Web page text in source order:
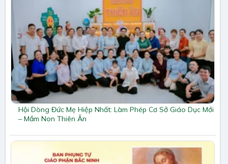
Hội Dòng Đức Mẹ Hiệp Nhất: Làm Phép Cơ Sở Giáo Dục Mới
– Mầm Non Thiên Ân